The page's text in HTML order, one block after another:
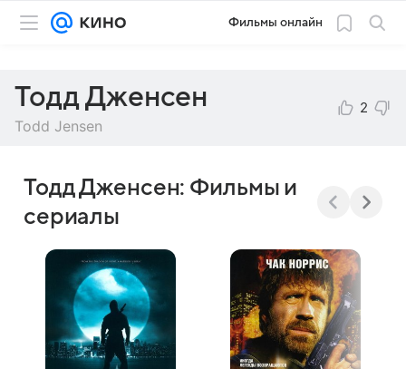
Фильмы онлайн
Тодд Дженсен
Todd Jensen
2
Тодд Дженсен: Фильмы и
сериалы